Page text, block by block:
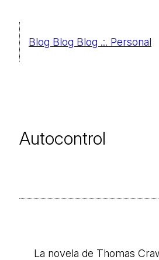
contenido
Blog Blog Blog .:. Personal
Autocontrol
La novela de Thomas